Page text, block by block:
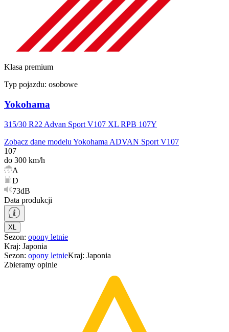
Klasa premium
Typ pojazdu: osobowe
Yokohama
315/30 R22 Advan Sport V107 XL RPB 107Y
Zobacz dane modelu Yokohama ADVAN Sport V107
107
do 300 km/h
A
D
73dB
Data produkcji
XL
Sezon: opony letnie
Kraj: Japonia
Sezon: opony letnieKraj: Japonia
Zbieramy opinie